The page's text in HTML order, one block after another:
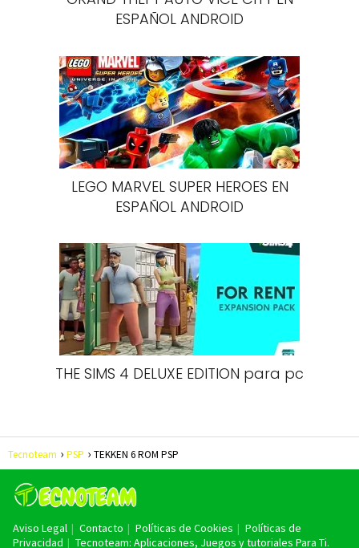
ESPAÑOL ANDROID
LEGO MARVEL SUPER HEROES EN
ESPAÑOL ANDROID
THE SIMS 4 DELUXE EDITION para pc
Tecnoteam PSP TEKKEN 6 ROM PSP
Aviso Legal Contacto Políticas de Cookies
Políticas de
Privacidad
Tecnoteam: Aplicaciones, Juegos y tutoriales Para Ti.